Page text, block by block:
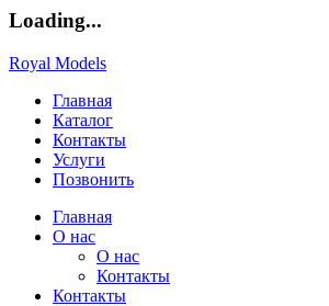
Loading...
Royal Models
Главная
Каталог
Контакты
Услуги
Позвонить
Главная
О нас
О нас
Контакты
Контакты